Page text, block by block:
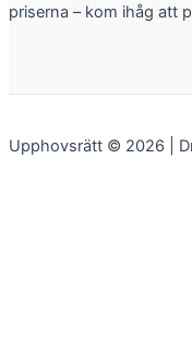
priserna – kom ihåg att
Upphovsrätt © 2026 |